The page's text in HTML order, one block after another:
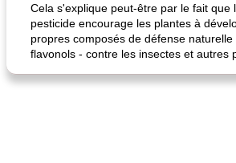
Cela s'explique peut-être par le fait que
pesticide encourage les plantes à
propres composés de défense
flavonols - contre les insectes et autres